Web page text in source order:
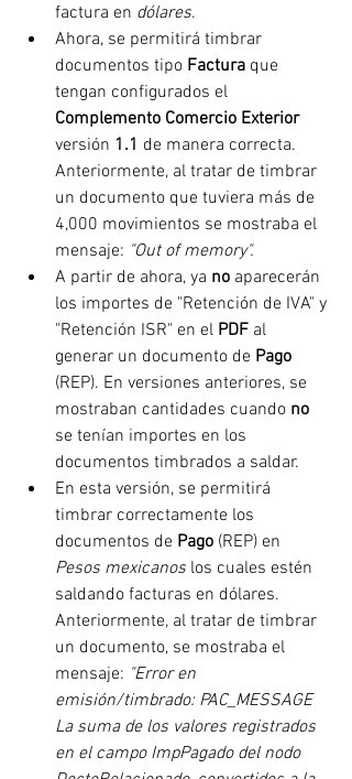
factura en dólares.
Ahora, se permitirá timbrar
documentos tipo Factura que
tengan configurados el
Complemento Comercio Exterior
versión 1.1 de manera correcta.
Anteriormente, al tratar de timbrar
un documento que tuviera más de
4,000 movimientos se mostraba el
mensaje: "Out of memory".
A partir de ahora, ya no aparecerán
los importes de "Retención de IVA" y
"Retención ISR" en el PDF al
generar un documento de Pago
(REP). En versiones anteriores, se
mostraban cantidades cuando no
se tenían importes en los
documentos timbrados a saldar.
En esta versión, se permitirá
timbrar correctamente los
documentos de Pago (REP) en
Pesos mexicanos los cuales estén
saldando facturas en dólares.
Anteriormente, al tratar de timbrar
un documento, se mostraba el
mensaje: "Error en
emisión/timbrado: PAC_MESSAGE
La suma de los valores registrados
en el campo ImpPagado del nodo